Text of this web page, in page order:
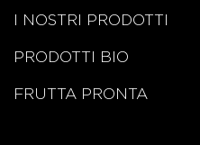
I NOSTRI PRODOTTI
PRODOTTI BIO
FRUTTA PRONTA